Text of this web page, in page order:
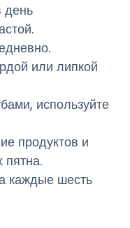
день
или липкой
используйте
продуктов и
пятна.
каждые шесть